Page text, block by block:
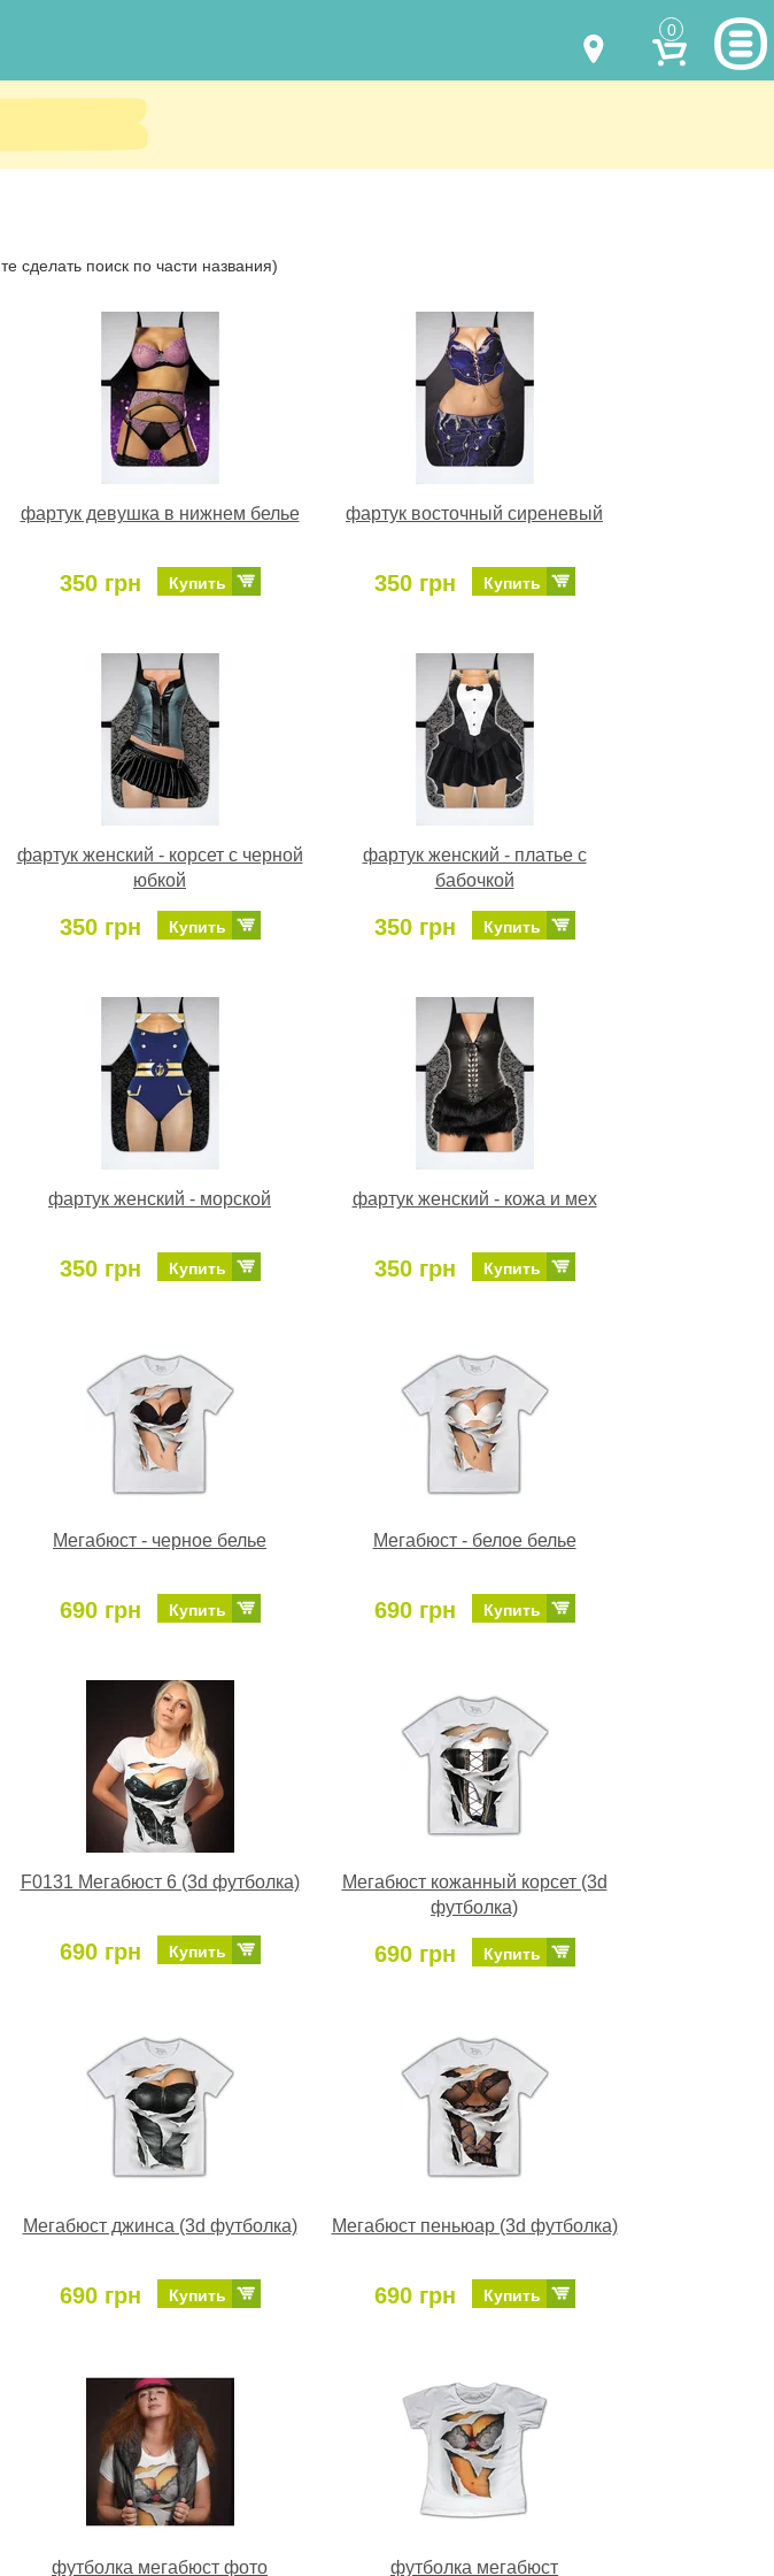
0
Посмотреть на карте
Отправка по Украине каждый день
ПОЛНАЯ ВЕРСИЯ САЙТА
сделать поиск по части названия)
фартук девушка в нижнем белье
350 грн Купить
фартук восточный сиреневый
350 грн Купить
фартук женский - корсет с черной
юбкой
350 грн Купить
фартук женский - платье с
бабочкой
350 грн Купить
фартук женский - морской
350 грн Купить
фартук женский - кожа и мех
350 грн Купить
Мегабюст - черное белье
690 грн Купить
Мегабюст - белое белье
690 грн Купить
F0131 Мегабюст 6 (3d футболка)
690 грн Купить
Мегабюст кожанный корсет (3d
футболка)
690 грн Купить
Мегабюст джинса (3d футболка)
690 грн Купить
Мегабюст пеньюар (3d футболка)
690 грн Купить
футболка мегабюст фото футболка мегабюст